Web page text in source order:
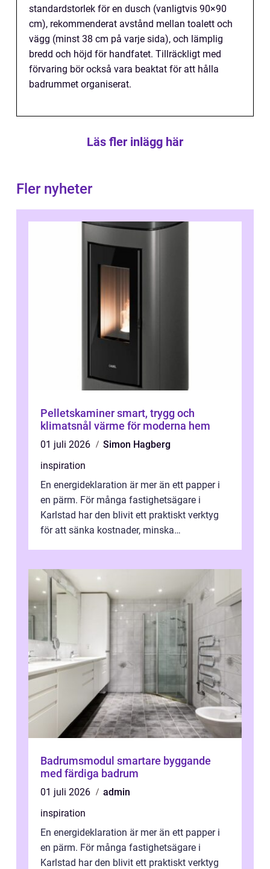
standardstorlek för en dusch (vanligtvis 90×90
cm), rekommenderat avstånd mellan toalett och
vägg (minst 38 cm på varje sida), och lämplig
bredd och höjd för handfatet. Tillräckligt med
förvaring bör också vara beaktat för att hålla
badrummet organiserat.
Läs fler inlägg här
Fler nyheter
Pelletskaminer smart, trygg och
klimatsnål värme för moderna hem
01 juli 2026
Simon Hagberg
inspiration
En energideklaration är mer än ett papper i
en pärm. För många fastighetsägare i
Karlstad har den blivit ett praktiskt verktyg
för att sänka kostnader, minska
Badrumsmodul smartare byggande
med färdiga badrum
01 juli 2026
admin
inspiration
En energideklaration är mer än ett papper i
en pärm. För många fastighetsägare i
Karlstad har den blivit ett praktiskt verktyg